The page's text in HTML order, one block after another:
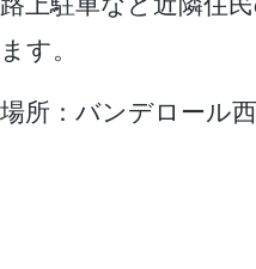
ます。
場所：バンデロール